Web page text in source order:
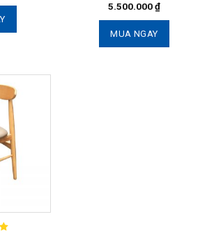
5.500.000₫
MUA NGAY